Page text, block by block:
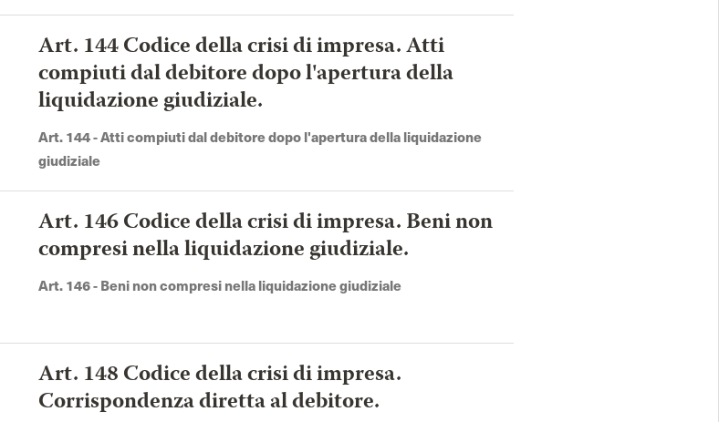
Art. 144 Codice della crisi di impresa. Atti
compiuti dal debitore dopo l'apertura della
liquidazione giudiziale.
Art. 144 - Atti compiuti dal debitore dopo l'apertura della liquidazione
giudiziale
Art. 146 Codice della crisi di impresa. Beni non
compresi nella liquidazione giudiziale.
Art. 146 - Beni non compresi nella liquidazione giudiziale
Art. 148 Codice della crisi di impresa.
Corrispondenza diretta al debitore.